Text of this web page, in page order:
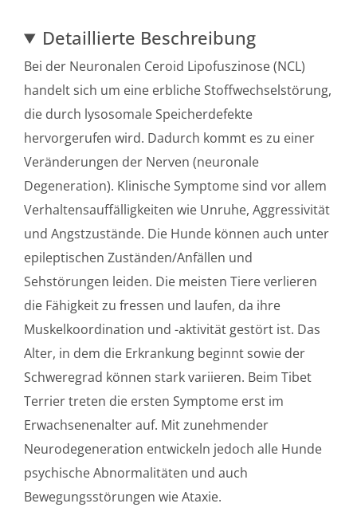
Detaillierte Beschreibung
Bei der Neuronalen Ceroid Lipofuszinose (NCL)
handelt sich um eine erbliche Stoffwechselstörung,
die durch lysosomale Speicherdefekte
hervorgerufen wird. Dadurch kommt es zu einer
Veränderungen der Nerven (neuronale
Degeneration). Klinische Symptome sind vor allem
Verhaltensauffälligkeiten wie Unruhe, Aggressivität
und Angstzustände. Die Hunde können auch unter
epileptischen Zuständen/Anfällen und
Sehstörungen leiden. Die meisten Tiere verlieren
die Fähigkeit zu fressen und laufen, da ihre
Muskelkoordination und -aktivität gestört ist. Das
Alter, in dem die Erkrankung beginnt sowie der
Schweregrad können stark variieren. Beim Tibet
Terrier treten die ersten Symptome erst im
Erwachsenenalter auf. Mit zunehmender
Neurodegeneration entwickeln jedoch alle Hunde
psychische Abnormalitäten und auch
Bewegungsstörungen wie Ataxie.